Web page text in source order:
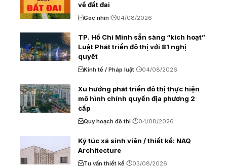
về đất đai
Góc nhìn 04/08/2026
TP. Hồ Chí Minh sẵn sàng “kích hoạt”
Luật Phát triển đô thị với 81 nghị
quyết
Kinh tế / Pháp luật 04/08/2026
Xu hướng phát triển đô thị thực hiện
mô hình chính quyền địa phương 2
cấp
Quy hoạch đô thị 04/08/2026
Ký túc xá sinh viên / thiết kế: NAQ
Architecture
Tư vấn thiết kế 03/08/2026